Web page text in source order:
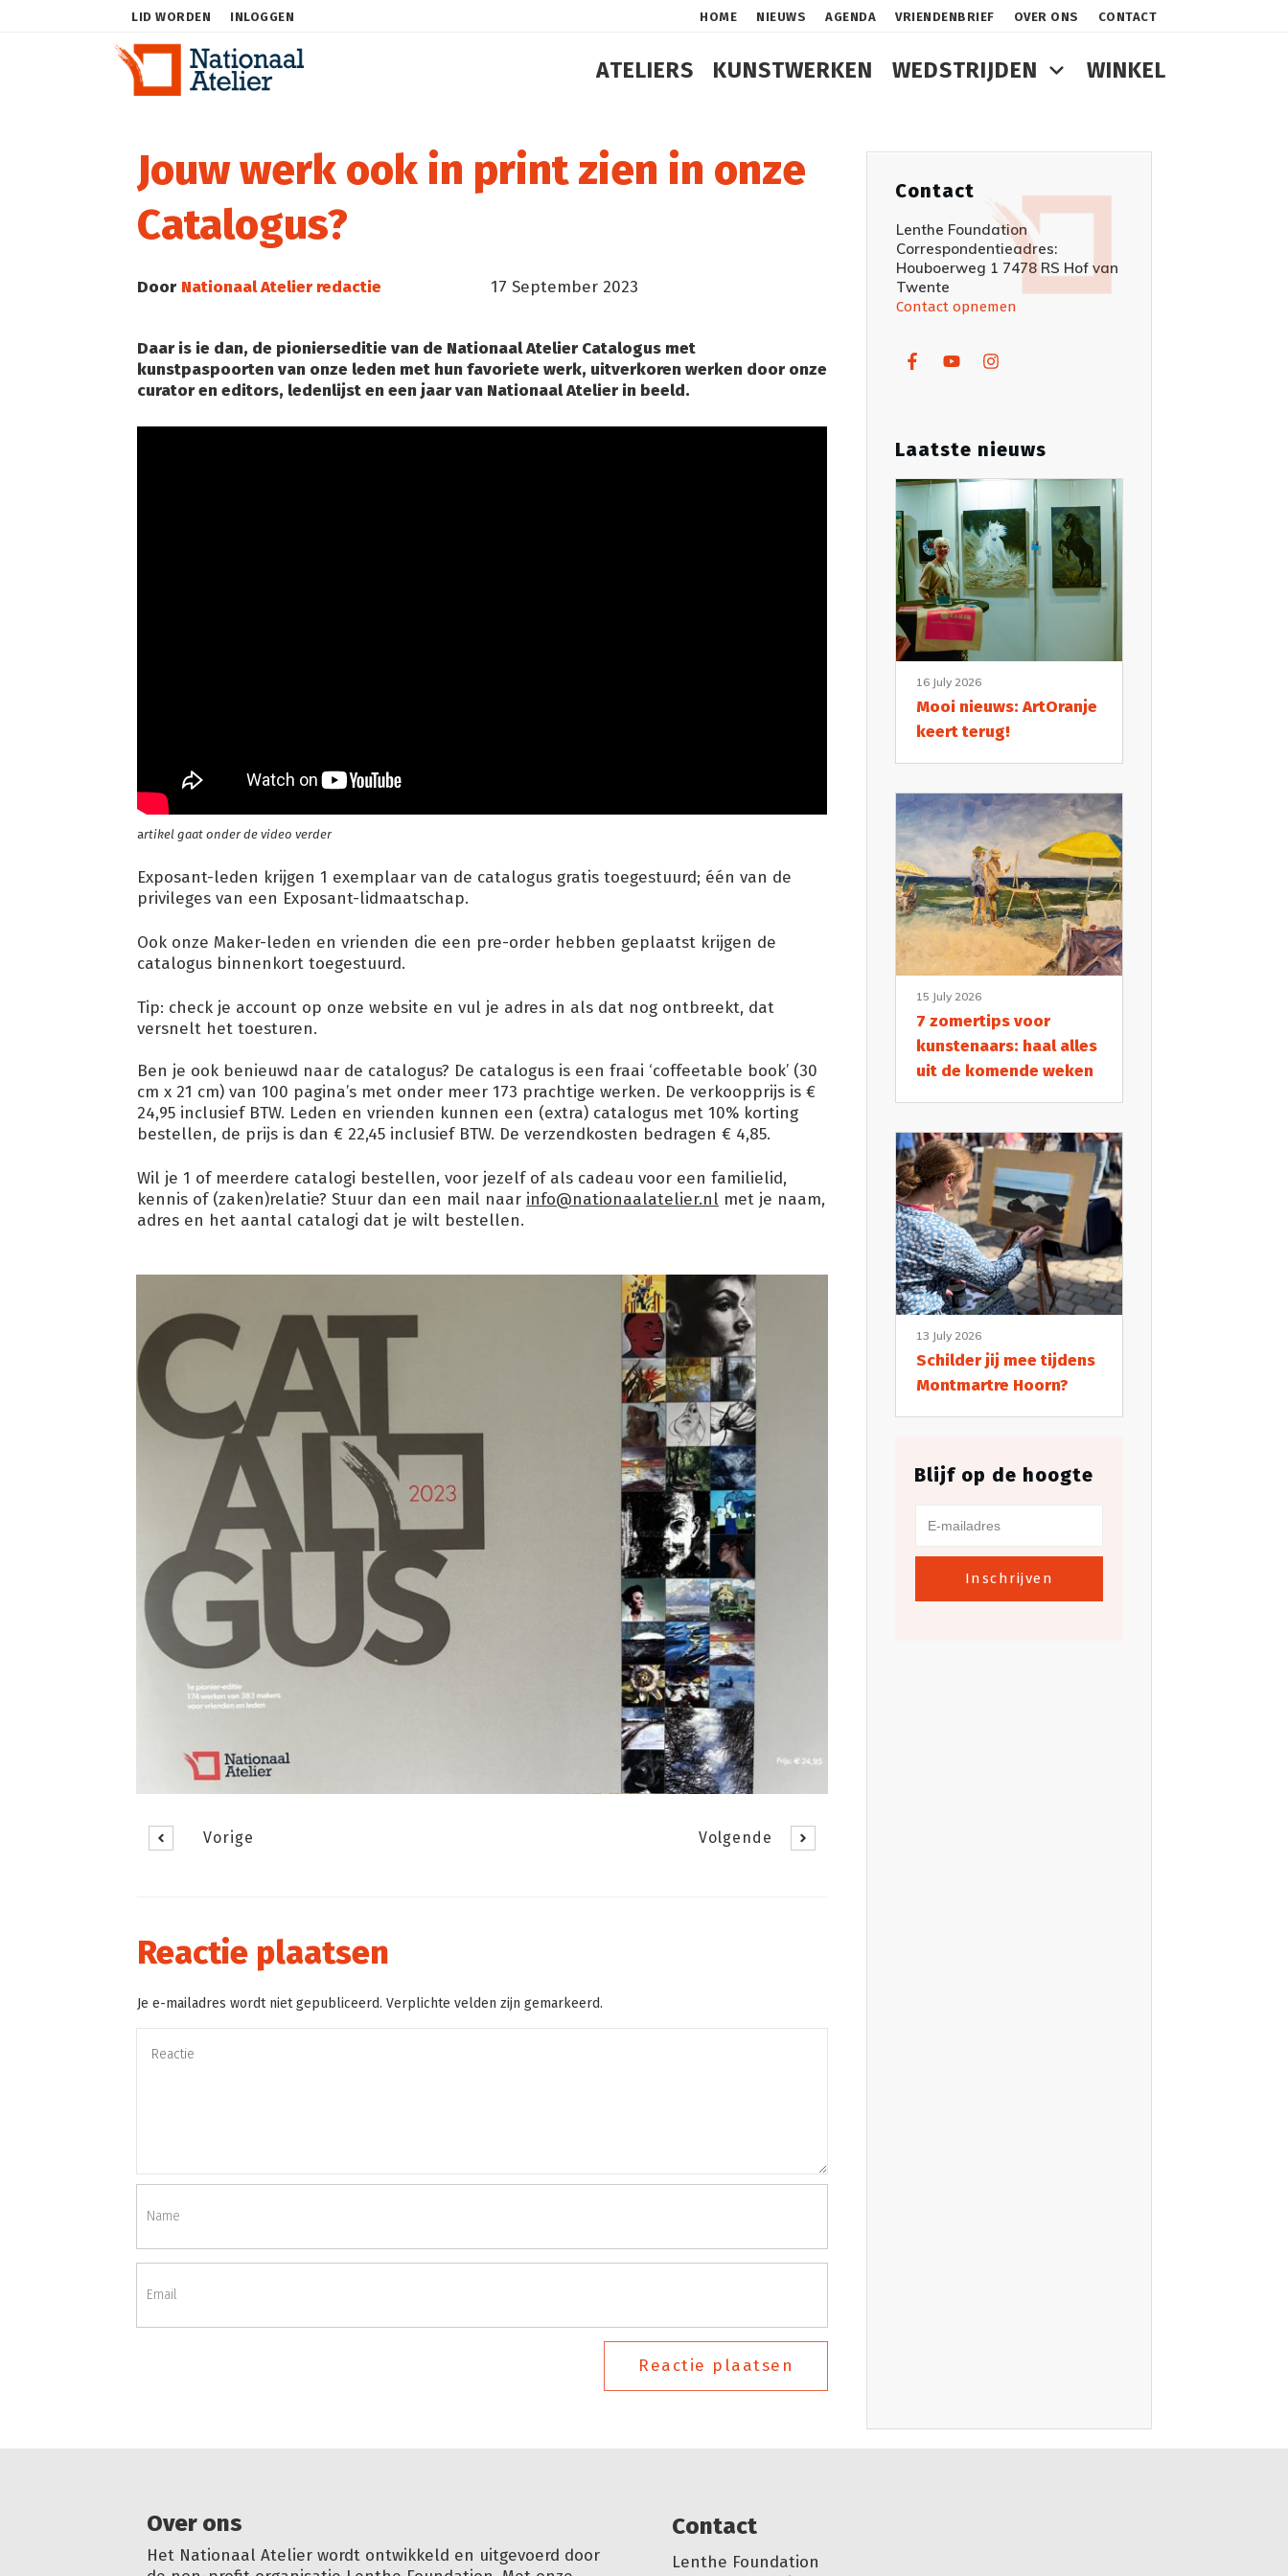
LID WORDEN INLOGGEN HOME NIEUWS AGENDA VRIENDENBRIEF OVER ONS CONTACT
ATELIERS KUNSTWERKEN WEDSTRIJDEN WINKEL
Jouw werk ook in print zien in onze
Catalogus?
Door Nationaal Atelier redactie 17 September 2023
Daar is ie dan, de pionierseditie van de Nationaal Atelier Catalogus met
kunstpaspoorten van onze leden met hun favoriete werk, uitverkoren werken door onze
curator en editors, ledenlijst en een jaar van Nationaal Atelier in beeld.
artikel gaat onder de video verder
Exposant-leden krijgen 1 exemplaar van de catalogus gratis toegestuurd; één van de
privileges van een Exposant-lidmaatschap.
Ook onze Maker-leden en vrienden die een pre-order hebben geplaatst krijgen de
catalogus binnenkort toegestuurd.
Tip: check je account op onze website en vul je adres in als dat nog ontbreekt, dat
versnelt het toesturen.
Ben je ook benieuwd naar de catalogus? De catalogus is een fraai ‘coffeetable book’ (30
cm x 21 cm) van 100 pagina’s met onder meer 173 prachtige werken. De verkoopprijs is €
24,95 inclusief BTW. Leden en vrienden kunnen een (extra) catalogus met 10% korting
bestellen, de prijs is dan € 22,45 inclusief BTW. De verzendkosten bedragen € 4,85.
Wil je 1 of meerdere catalogi bestellen, voor jezelf of als cadeau voor een familielid,
kennis of (zaken)relatie? Stuur dan een mail naar info@nationaalatelier.nl met je naam,
adres en het aantal catalogi dat je wilt bestellen.
Vorige Volgende
Reactie plaatsen
Je e-mailadres wordt niet gepubliceerd. Verplichte velden zijn gemarkeerd.
Reactie plaatsen
Contact
Lenthe Foundation
Correspondentieadres:
Houboerweg 1 7478 RS Hof van
Twente
Contact opnemen
Laatste nieuws
16 July 2026
Mooi nieuws: ArtOranje
keert terug!
15 July 2026
7 zomertips voor
kunstenaars: haal alles
uit de komende weken
13 July 2026
Schilder jij mee tijdens
Montmartre Hoorn?
Blijf op de hoogte
Inschrijven
Over ons
Het Nationaal Atelier wordt ontwikkeld en uitgevoerd door
Contact
Lenthe Foundation